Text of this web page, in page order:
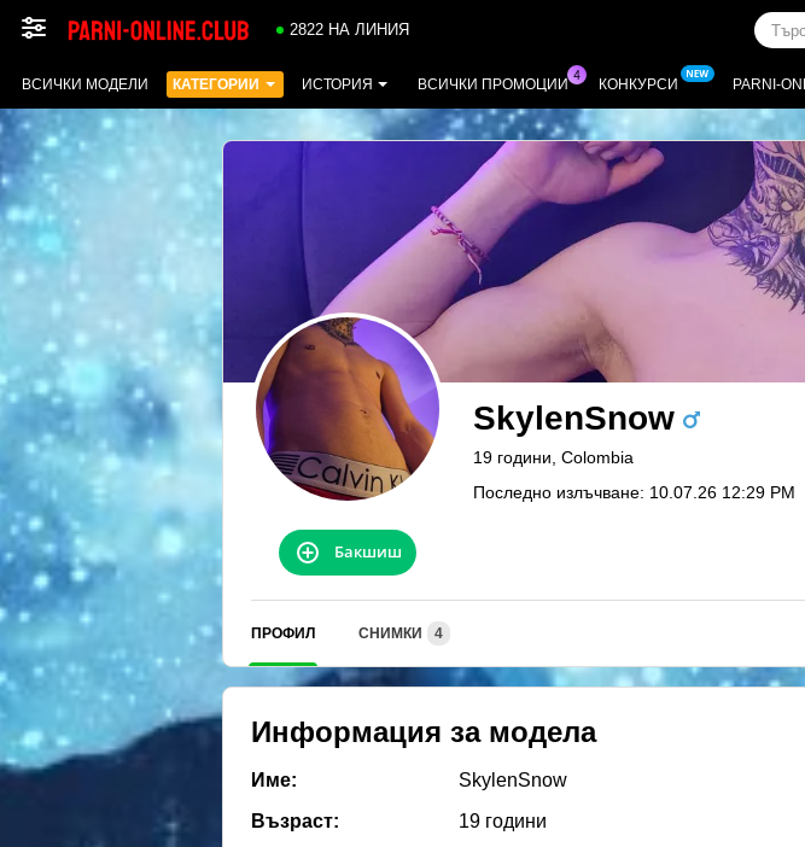
2822 НА ЛИНИЯ
ВСИЧКИ МОДЕЛИ КАТЕГОРИИ ИСТОРИЯ ВСИЧКИ ПРОМОЦИИ КОНКУРСИ PARNI-
SkylenSnow
19 години, Colombia
Последно излъчване: 10.07.26 12:29 PM
Бакшиш
ПРОФИЛ СНИМКИ 4
Информация за модела
Име:
SkylenSnow
Възраст:
19 години